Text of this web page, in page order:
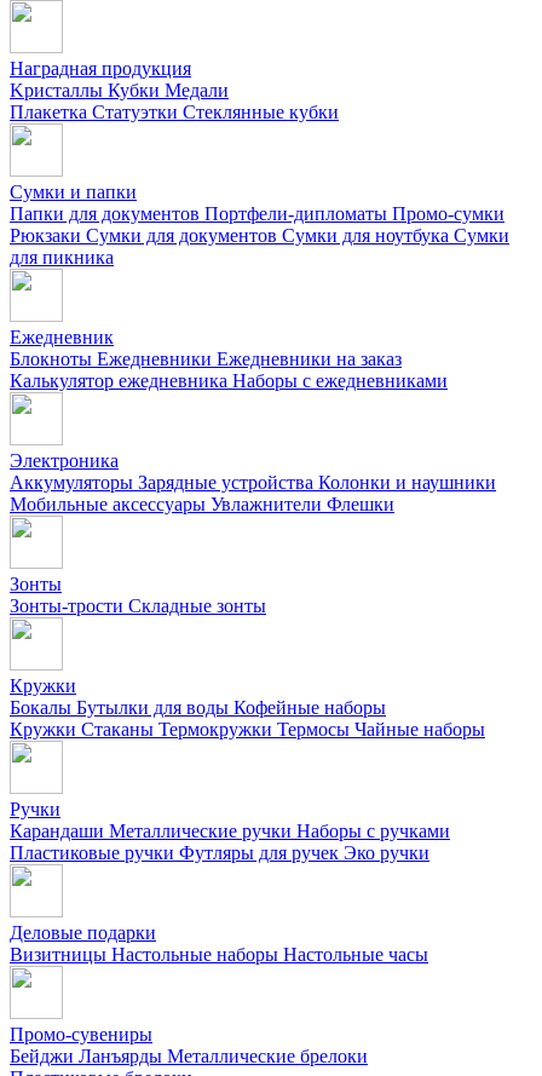
Наградная продукция
Kристаллы Кубки Медали
Плакетка Статуэтки Стеклянные кубки
Сумки и папки
Папки для документов Портфели-дипломаты Промо-сумки
Рюкзаки Сумки для документов Сумки для ноутбука Сумки
для пикника
Ежедневник
Блокноты Ежедневники Ежедневники на заказ
Калькулятор ежедневника Наборы с ежедневниками
Электроника
Аккумуляторы Зарядные устройства Колонки и наушники
Мобильные аксессуары Увлажнители Флешки
Зонты
Зонты-трости Складные зонты
Кружки
Бокалы Бутылки для воды Кофейные наборы
Кружки Стаканы Термокружки Термосы Чайные наборы
Ручки
Карандаши Металлические ручки Наборы с ручками
Пластиковые ручки Футляры для ручек Эко ручки
Деловые подарки
Визитницы Настольные наборы Настольные часы
Промо-сувениры
Бейджи Ланъярды Металлические брелоки